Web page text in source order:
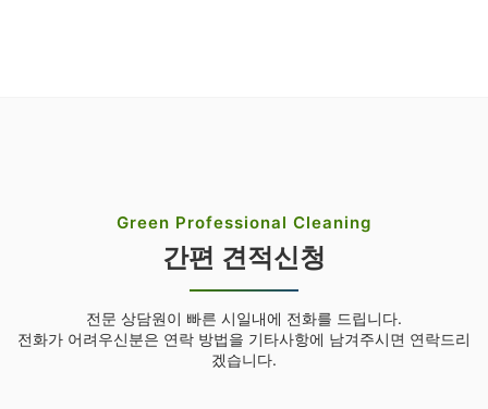
Green Professional Cleaning
간편 견적신청
전문 상담원이 빠른 시일내에 전화를 드립니다.
전화가 어려우신분은 연락 방법을 기타사항에 남겨주시면 연락드리
겠습니다.